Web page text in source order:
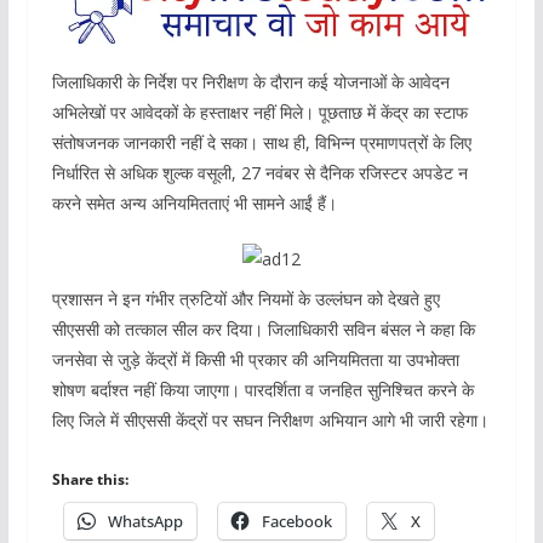
जिलाधिकारी के निर्देश पर निरीक्षण के दौरान कई योजनाओं के आवेदन
अभिलेखों पर आवेदकों के हस्ताक्षर नहीं मिले। पूछताछ में केंद्र का स्टाफ
संतोषजनक जानकारी नहीं दे सका। साथ ही, विभिन्न प्रमाणपत्रों के लिए
निर्धारित से अधिक शुल्क वसूली, 27 नवंबर से दैनिक रजिस्टर अपडेट न
करने समेत अन्य अनियमितताएं भी सामने आईं हैं।
प्रशासन ने इन गंभीर त्रुटियों और नियमों के उल्लंघन को देखते हुए
सीएससी को तत्काल सील कर दिया। जिलाधिकारी सविन बंसल ने कहा कि
जनसेवा से जुड़े केंद्रों में किसी भी प्रकार की अनियमितता या उपभोक्ता
शोषण बर्दाश्त नहीं किया जाएगा। पारदर्शिता व जनहित सुनिश्चित करने के
लिए जिले में सीएससी केंद्रों पर सघन निरीक्षण अभियान आगे भी जारी रहेगा।
Share this:
WhatsApp Facebook X